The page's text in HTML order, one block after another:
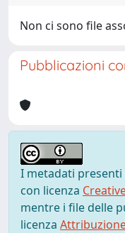
Non ci sono file
Pubblicazioni
I metadati presenti
con licenza
mentre i file delle
licenza